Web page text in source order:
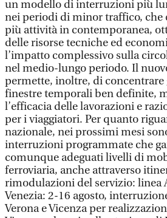
un modello di interruzioni più
nei periodi di minor traffico, che
più attività in contemporanea,
delle risorse tecniche ed
l’impatto complessivo sulla
nel medio-lungo periodo. Il
permette, inoltre, di
finestre temporali ben definite,
l’efficacia delle lavorazioni e
per i viaggiatori. Per quanto
nazionale, nei prossimi mesi
interruzioni programmate che
comunque adeguati livelli di
ferroviaria, anche attraverso
rimodulazioni del servizio: linea
Venezia: 2-16 agosto,
Verona e Vicenza per